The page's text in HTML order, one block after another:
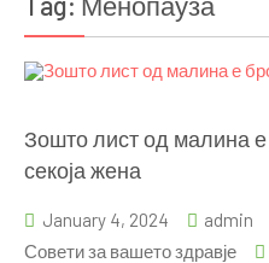
Зошто лист од малина е
секоја жена
January 4, 2024 admin
Совети за вашето здравје